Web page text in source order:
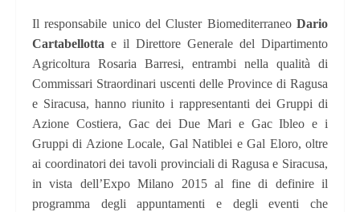
Il responsabile unico del Cluster Biomediterraneo Dario
Cartabellotta e il Direttore Generale del Dipartimento
Agricoltura Rosaria Barresi, entrambi nella qualità di
Commissari Straordinari uscenti delle Province di Ragusa
e Siracusa, hanno riunito i rappresentanti dei Gruppi di
Azione Costiera, Gac dei Due Mari e Gac Ibleo e i
Gruppi di Azione Locale, Gal Natiblei e Gal Eloro, oltre
ai coordinatori dei tavoli provinciali di Ragusa e Siracusa,
in vista dell’Expo Milano 2015 al fine di definire il
programma degli appuntamenti e degli eventi che